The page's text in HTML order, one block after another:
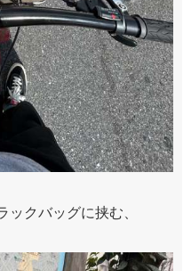
クバッグに挟む、